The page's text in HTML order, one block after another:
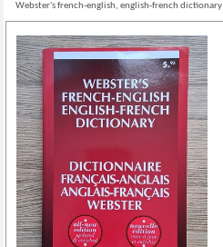
Webster's french-english, english-french dictionary